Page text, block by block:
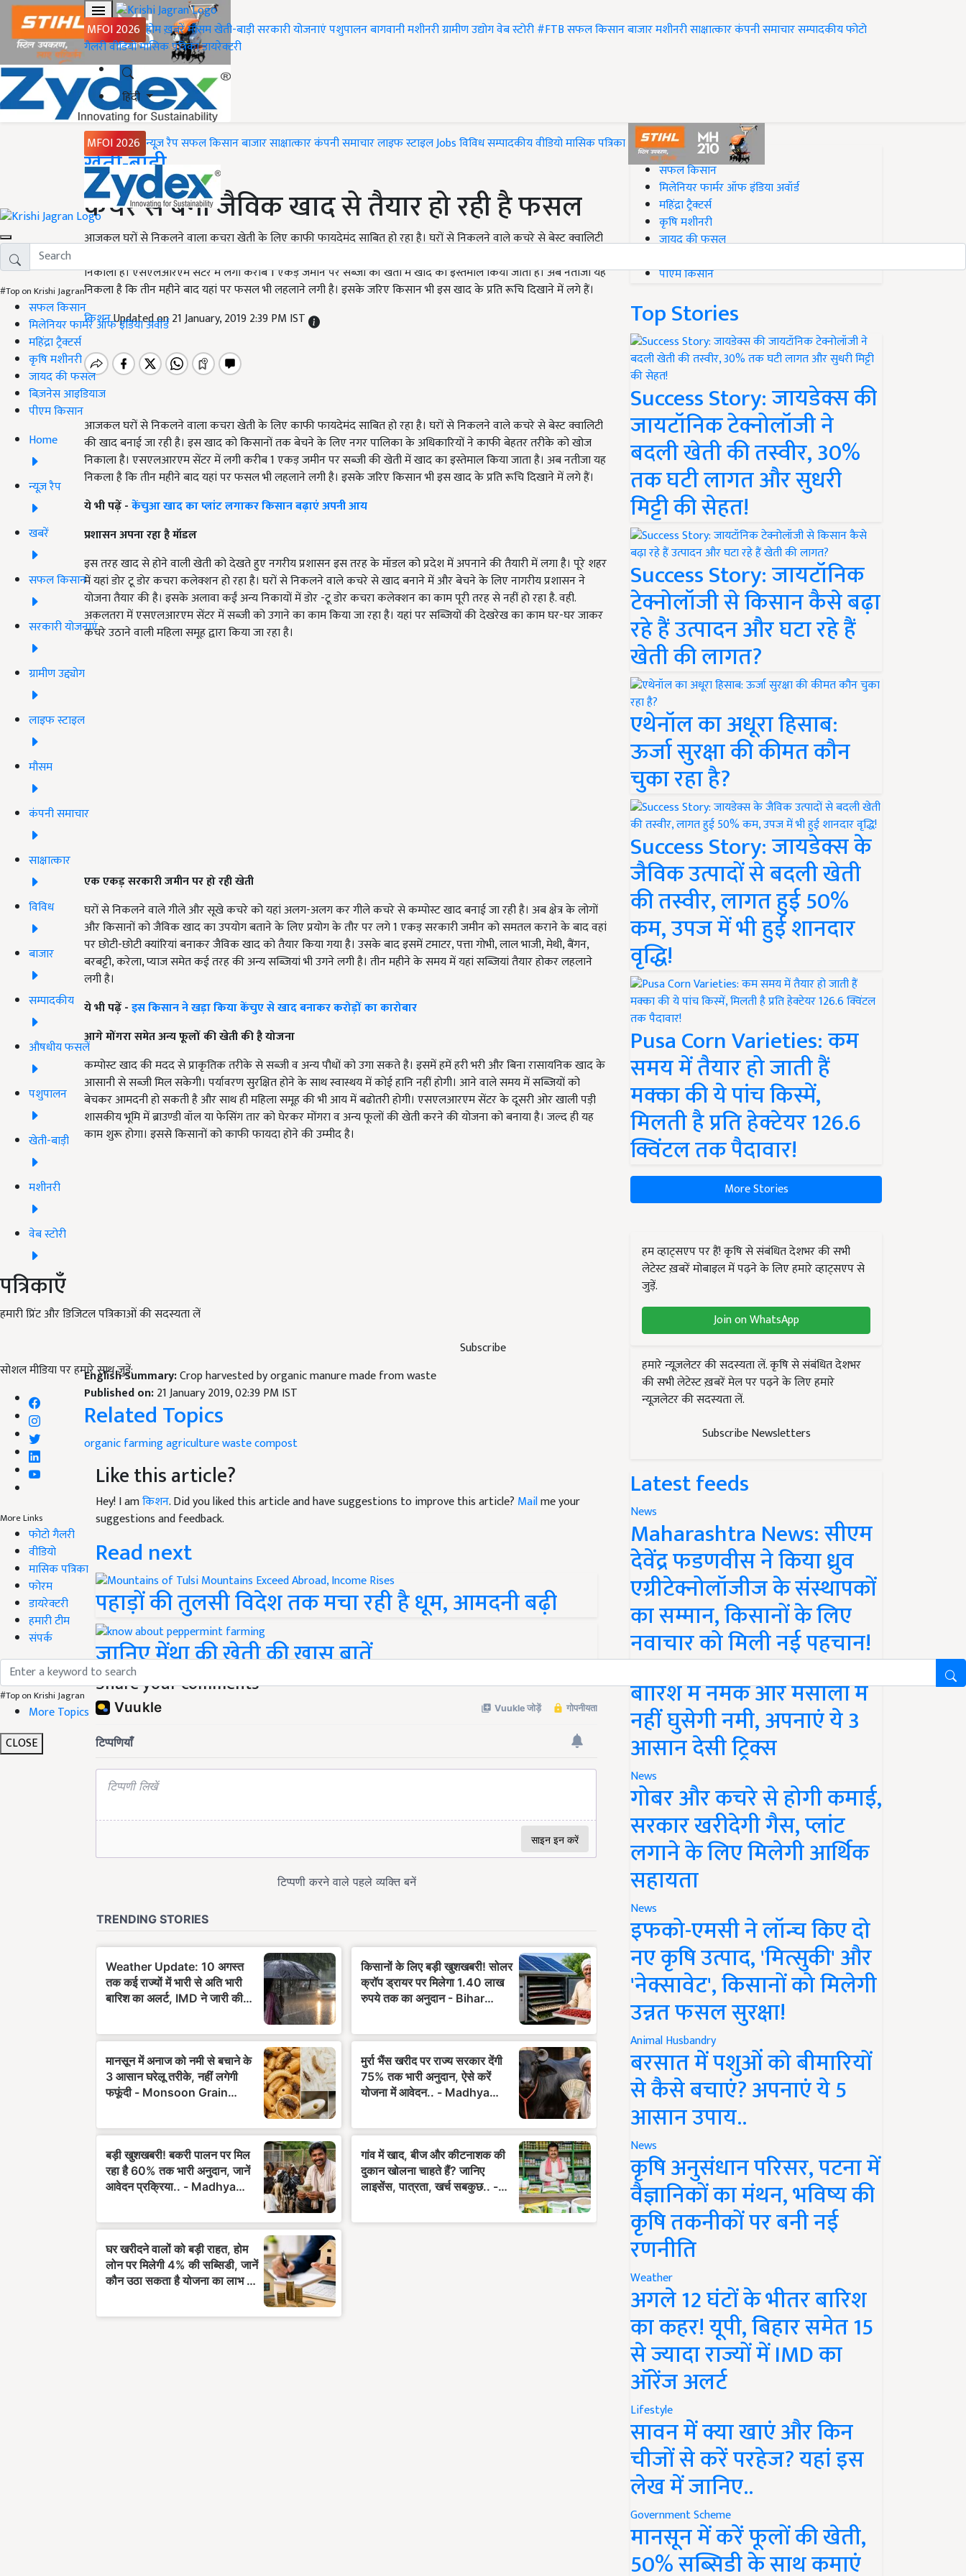
MFOI 2026 होमख़बरेंमौसमखेती-बाड़ीसरकारी योजनाएंपशुपालनबागवानीमशीनरीग्रामीण उद्योगवेब स्टोरी#FTBसफल किसानबाजारमशीनरीसाक्षात्कारकंपनी समाचारसम्पादकीयफोटो
गैलरीवीडियोमासिक पत्रिकाडायरेक्टरी
हिंदी
MFOI 2026 न्यूज़ रैपसफल किसानबाजारसाक्षात्कारकंपनी समाचारलाइफ स्टाइलJobsविविधसम्पादकीयवीडियोमासिक पत्रिका
#Top on Krishi Jagran
सफल किसान
मिलेनियर फार्मर ऑफ इंडिया अवॉर्ड
महिंद्रा ट्रैक्टर्स
कृषि मशीनरी
जायद की फसल
बिज़नेस आइडियाज
पीएम किसान
Home
न्यूज़ रैप
खबरें
सफल किसान
सरकारी योजनाएं
ग्रामीण उद्द्योग
लाइफ स्टाइल
मौसम
कंपनी समाचार
साक्षात्कार
विविध
बाजार
सम्पादकीय
औषधीय फसलें
पशुपालन
खेती-बाड़ी
मशीनरी
वेब स्टोरी
पत्रिकाएँ
हमारी प्रिंट और डिजिटल पत्रिकाओं की सदस्यता लें
Subscribe
सोशल मीडिया पर हमारे साथ जुड़ें:
More Links
फोटो गैलरी
वीडियो
मासिक पत्रिका
फोरम
डायरेक्टरी
हमारी टीम
संपर्क
#Top on Krishi Jagran
More Topics
CLOSE
Home
खेती-बाड़ी
कचरे से बनी जैविक खाद से तैयार हो रही है फसल
आजकल घरों से निकलने वाला कचरा खेती के लिए काफी फायदेमंद साबित हो रहा है। घरों से निकलने वाले कचरे से बेस्ट क्वालिटी
निकाला है। एसएलआरएम सेंटर में लगी करीब 1 एकड़ जमीन पर सब्जी की खेती में खाद का इस्तेमाल किया जाता है। अब नतीजा यह
निकला है कि तीन महीने बाद यहां पर फसल भी लहलाने लगी है। इसके जरिए किसान भी इस खाद के प्रति रूचि दिखाने में लगे हैं।
किशनUpdated on 21 January, 2019 2:39 PM IST
आजकल घरों से निकलने वाला कचरा खेती के लिए काफी फायदेमंद साबित हो रहा है। घरों से निकलने वाले कचरे से बेस्ट क्वालिटी
की खाद बनाई जा रही है। इस खाद को किसानों तक बेचने के लिए नगर पालिका के अधिकारियों ने काफी बेहतर तरीके को खोज
निकाला है। एसएलआरएम सेंटर में लगी करीब 1 एकड़ जमीन पर सब्जी की खेती में खाद का इस्तेमाल किया जाता है। अब नतीजा यह
निकला है कि तीन महीने बाद यहां पर फसल भी लहलाने लगी है। इसके जरिए किसान भी इस खाद के प्रति रूचि दिखाने में लगे हैं।
ये भी पढ़ें -केंचुआ खाद का प्लांट लगाकर किसान बढ़ाएं अपनी आय
प्रशासन अपना रहा है मॉडल
इस तरह खाद से होने वाली खेती को देखते हुए नगरीय प्रशासन इस तरह के मॉडल को प्रदेश में अपनाने की तैयारी में लगा है। पूरे शहर
में यहां डोर टू डोर कचरा कलेक्शन हो रहा है। घरों से निकलने वाले कचरे से खाद बनाने में और बेचने के लिए नागरीय प्रशासन ने
योजना तैयार की है। इसके अलावा कईं अन्य निकायों में डोर -टू डोर कचरा कलेक्शन का काम पूरी तरह से नहीं हो रहा है. वही.
अकलतरा में एसएलआरएम सेंटर में सब्जी को उगाने का काम किया जा रहा है। यहां पर सब्जियों की देखरेख का काम घर-घर जाकर
कचरे उठाने वाली महिला समूह द्वारा किया जा रहा है।
एक एकड़ सरकारी जमीन पर हो रही खेती
घरों से निकलने वाले गीले और सूखे कचरे को यहां अलग-अलग कर गीले कचरे से कम्पोस्ट खाद बनाई जा रही है। अब क्षेत्र के लोगों
और किसानों को जैविक खाद का उपयोग बताने के लिए प्रयोग के तौर पर लगे 1 एकड़ सरकारी जमीन को समतल कराने के बाद वहां
पर छोटी-छोटी क्यांरियां बनाकर जैविक खाद को तैयार किया गया है। उसके बाद इसमें टमाटर, पत्ता गोभी, लाल भाजी, मेथी, बैंगन,
बरबट्टी, करेला, प्याज समेत कई तरह की अन्य सब्जियां भी उगने लगी है। तीन महीने के समय में यहां सब्जियां तैयार होकर लहलाने
लगी है।
ये भी पढ़ें -इस किसान ने खड़ा किया केंचुए से खाद बनाकर करोड़ों का कारोबार
आगे मोंगरा समेत अन्य फूलों की खेती की है योजना
कम्पोस्ट खाद की मदद से प्राकृतिक तरीके से सब्जी व अन्य पौधों को उगा सकते है। इसमें हमें हरी भरी और बिना रासायनिक खाद के
आसानी से सब्जी मिल सकेगी। पर्यावरण सुरक्षित होने के साथ स्वास्थय में कोई हानि नहीं होगी। आने वाले समय में सब्जियों को
बेचकर आमदनी हो सकती है और साथ ही महिला समूह की भी आय में बढोतरी होगी। एसएलआरएम सेंटर के दूसरी ओर खाली पड़ी
शासकीय भूमि में ब्राउण्डी वॉल या फेसिंग तार को घेरकर मोंगरा व अन्य फूलों की खेती करने की योजना को बनाया है। जल्द ही यह
काम शुरू होगा। इससे किसानों को काफी फायदा होने की उम्मीद है।
English Summary:Crop harvested by organic manure made from waste
Published on:21 January 2019, 02:39 PM IST
Related Topics
organic farmingagriculturewaste compost
Like this article?
Hey! I amकिशन. Did you liked this article and have suggestions to improve this article? Mailme your
suggestions and feedback.
Read next
पहाड़ों की तुलसी विदेश तक मचा रही है धूम, आमदनी बढ़ी
जानिए मेंथा की खेती की खास बातें
Share your comments
#Top on Krishi Jagran
सफल किसान
मिलेनियर फार्मर ऑफ इंडिया अवॉर्ड
महिंद्रा ट्रैक्टर्स
कृषि मशीनरी
जायद की फसल
पीएम किसान
Top Stories
Success Story: जायडेक्स की
जायटॉनिक टेक्नोलॉजी ने
बदली खेती की तस्वीर, 30%
तक घटी लागत और सुधरी
मिट्टी की सेहत!
Success Story: जायटॉनिक
टेक्नोलॉजी से किसान कैसे बढ़ा
रहे हैं उत्पादन और घटा रहे हैं
खेती की लागत?
एथेनॉल का अधूरा हिसाब:
ऊर्जा सुरक्षा की कीमत कौन
चुका रहा है?
Success Story: जायडेक्स के
जैविक उत्पादों से बदली खेती
की तस्वीर, लागत हुई 50%
कम, उपज में भी हुई शानदार
वृद्धि!
Pusa Corn Varieties: कम
समय में तैयार हो जाती हैं
मक्का की ये पांच किस्में,
मिलती है प्रति हेक्टेयर 126.6
क्विंटल तक पैदावार!
More Stories
हम व्हाट्सएप पर हैं! कृषि से संबंधित देशभर की सभी
लेटेस्ट ख़बरें मोबाइल में पढ़ने के लिए हमारे व्हाट्सएप से
जुड़ें.
Join on WhatsApp
हमारे न्यूज़लेटर की सदस्यता लें. कृषि से संबंधित देशभर
की सभी लेटेस्ट ख़बरें मेल पर पढ़ने के लिए हमारे
न्यूज़लेटर की सदस्यता लें.
Subscribe Newsletters
Latest feeds
News
Maharashtra News: सीएम
देवेंद्र फडणवीस ने किया ध्रुव
एग्रीटेक्नोलॉजीज के संस्थापकों
का सम्मान, किसानों के लिए
नवाचार को मिली नई पहचान!
बारिश में नमक और मसालों में
नहीं घुसेगी नमी, अपनाएं ये 3
आसान देसी ट्रिक्स
News
गोबर और कचरे से होगी कमाई,
सरकार खरीदेगी गैस, प्लांट
लगाने के लिए मिलेगी आर्थिक
सहायता
News
इफको-एमसी ने लॉन्च किए दो
नए कृषि उत्पाद, 'मित्सुकी' और
'नेक्सावेट', किसानों को मिलेगी
उन्नत फसल सुरक्षा!
Animal Husbandry
बरसात में पशुओं को बीमारियों
से कैसे बचाएं? अपनाएं ये 5
आसान उपाय..
News
कृषि अनुसंधान परिसर, पटना में
वैज्ञानिकों का मंथन, भविष्य की
कृषि तकनीकों पर बनी नई
रणनीति
Weather
अगले 12 घंटों के भीतर बारिश
का कहर! यूपी, बिहार समेत 15
से ज्यादा राज्यों में IMD का
ऑरेंज अलर्ट
Lifestyle
सावन में क्या खाएं और किन
चीजों से करें परहेज? यहां इस
लेख में जानिए..
Government Scheme
मानसून में करें फूलों की खेती,
50% सब्सिडी के साथ कमाएं